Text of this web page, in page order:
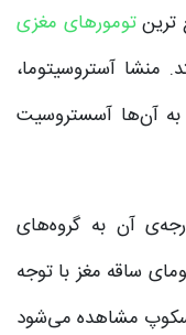
ترینتومورهای مغزی
منشا آستروسیتوما،
آن‌ها آسستروسیت
آن به گروه‌های
ساقه مغز با توجه
مشاهده می‌شود